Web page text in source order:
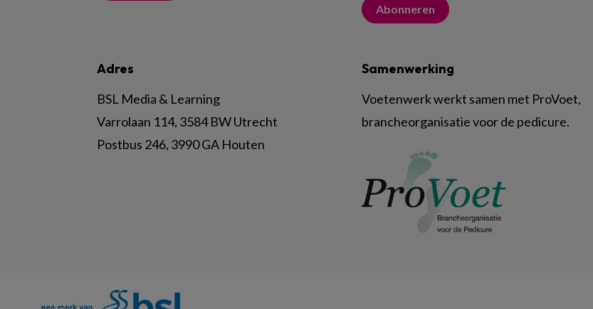
Abonneren
Adres
BSL Media & Learning
Varrolaan 114, 3584 BW Utrecht
Postbus 246, 3990 GA Houten
Samenwerking
Voetenwerk werkt samen met ProVoet,
brancheorganisatie voor de pedicure.